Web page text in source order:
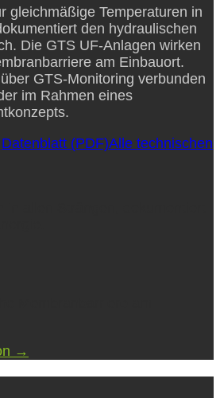
gleichmäßige Temperaturen in
den hydraulischen
Die GTS UF-Anlagen wirken
am Einbauort.
GTS-Monitoring verbunden
im Rahmen eines
Datenblatt (PDF)Alle technischen
→